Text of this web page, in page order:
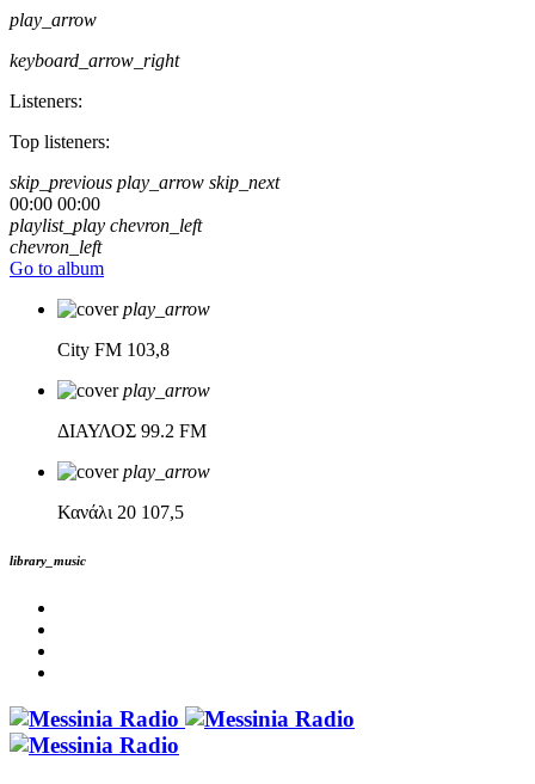
play_arrow
keyboard_arrow_right
Listeners:
Top listeners:
skip_previous play_arrow skip_next
00:00 00:00
playlist_play chevron_left
chevron_left
Go to album
play_arrow
City FM 103,8
play_arrow
ΔΙΑΥΛΟΣ 99.2 FM
play_arrow
Κανάλι 20 107,5
library_music